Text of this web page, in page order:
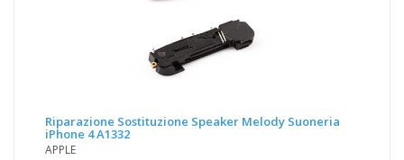
Riparazione Sostituzione Speaker Melody Suoneria
iPhone 4 A1332
APPLE